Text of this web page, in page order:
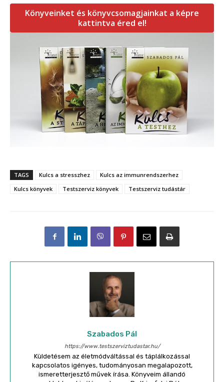
Könyveinket és könyvcsomagjainkat a képre
kattintva éred el!
TAGS Kulcs a stresszhez
Kulcs az immunrendszerhez
Kulcs könyvek
Testszerviz könyvek Testszerviz tudástár
Szabados Pál
https://www.testszerviztudastar.hu/
Küldetésem az életmódváltással és táplálkozással
kapcsolatos igényes, tudományosan megalapozott,
ismeretterjesztő művek írása. Könyveim állandó